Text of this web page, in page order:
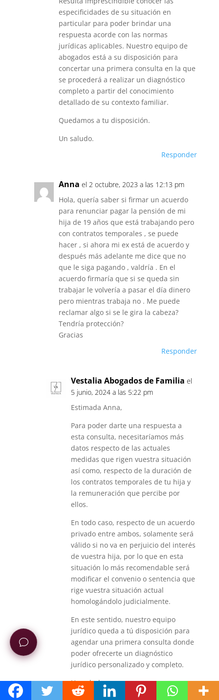
especificidades de su situación en
particular para poder brindar una
respuesta acorde con las normas
jurídicas aplicables. Nuestro equipo de
abogados está a su disposición para
concertar una primera consulta en la que
se procederá a realizar un diagnóstico
completo a partir del conocimiento
detallado de su contexto familiar.
Quedamos a tu disposición.
Un saludo.
Responder
Anna el 2 octubre, 2023 a las 12:13 pm
Hola, quería saber si firmar un acuerdo
para renunciar pagar la pensión de mi
hija de 19 años que está trabajando pero
con contratos temporales , se puede
hacer , si ahora mi ex está de acuerdo y
después más adelante me dice que no
que le siga pagando , valdría . En el
acuerdo firmaría que si se queda sin
trabajar le volvería a pasar el día dinero
pero mientras trabaja no . Me puede
reclamar algo si se le gira la cabeza?
Tendría protección?
Gracias
Responder
Vestalia Abogados de Familia el
5 junio, 2024 a las 5:22 pm
Estimada Anna,
Para poder darte una respuesta a
esta consulta, necesitaríamos más
datos respecto de las actuales
medidas que rigen vuestra situación
así como, respecto de la duración de
los contratos temporales de tu hija y
la remuneración que percibe por
ellos.
En todo caso, respecto de un acuerdo
privado entre ambos, solamente será
válido si no va en perjuicio del interés
de vuestra hija, por lo que en esta
situación lo más recomendable será
modificar el convenio o sentencia que
rige vuestra situación actual
homologándolo judicialmente.
En este sentido, nuestro equipo
jurídico queda a tú disposición para
agendar una primera consulta donde
poder ofrecerte un diagnóstico
jurídico personalizado y completo.
Un saludo.